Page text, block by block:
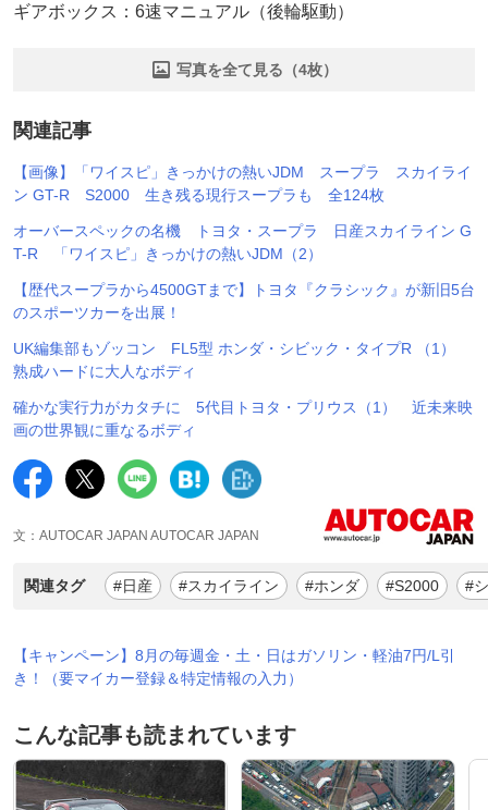
ギアボックス：6速マニュアル（後輪駆動）
写真を全て見る（4枚）
関連記事
【画像】「ワイスピ」きっかけの熱いJDM スープラ スカイライ
ン GT-R S2000 生き残る現行スープラも 全124枚
オーバースペックの名機 トヨタ・スープラ 日産スカイライン G
T-R 「ワイスピ」きっかけの熱いJDM（2）
【歴代スープラから4500GTまで】トヨタ『クラシック』が新旧5台
のスポーツカーを出展！
UK編集部もゾッコン FL5型 ホンダ・シビック・タイプR （1）
熟成ハードに大人なボディ
確かな実行力がカタチに 5代目トヨタ・プリウス（1） 近未来映
画の世界観に重なるボディ
文：AUTOCAR JAPAN AUTOCAR JAPAN
関連タグ #日産 #スカイライン #ホンダ #S2000 #
【キャンペーン】8月の毎週金・土・日はガソリン・軽油7円/L引
き！（要マイカー登録＆特定情報の入力）
こんな記事も読まれています